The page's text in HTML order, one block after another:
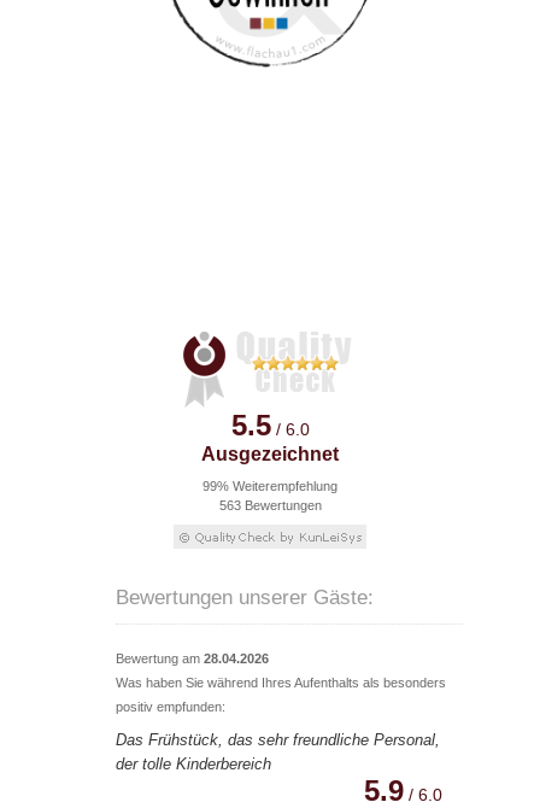
5.5/ 6.0
Ausgezeichnet
99% Weiterempfehlung
563 Bewertungen
Bewertungen unserer Gäste:
Bewertung am 28.04.2026
Was haben Sie während Ihres Aufenthalts als besonders
positiv empfunden:
Das Frühstück, das sehr freundliche Personal,
der tolle Kinderbereich
5.9/ 6.0